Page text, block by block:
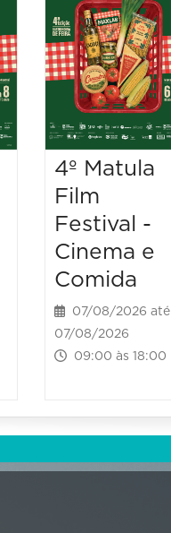
4º Matula
Film
Festival -
Cinema e
Comida
07/08/2026 até
07/08/2026
09:00 às 18:00